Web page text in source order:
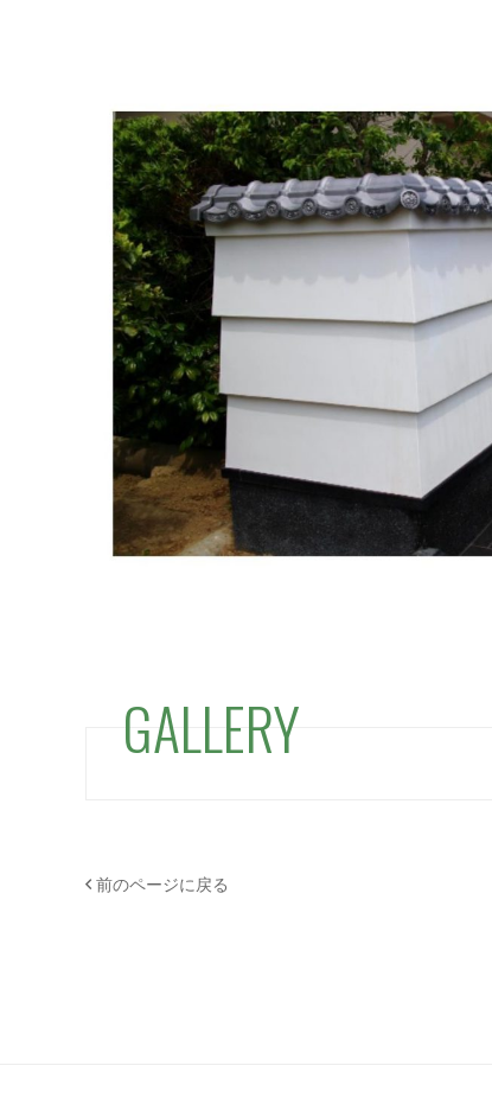
GALLERY
前のページに戻る